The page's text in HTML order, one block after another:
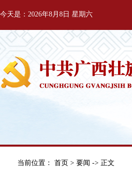
今天是：2026年8月8日 星期六
当前位置： 首页 > 要闻 -> 正文